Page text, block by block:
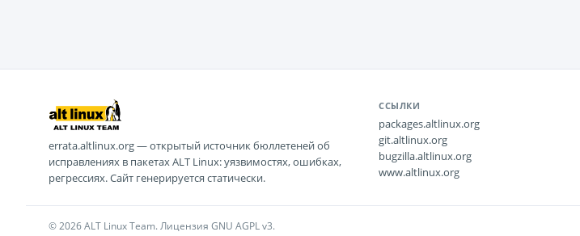
errata.altlinux.org — открытый источник бюллетеней об
исправлениях в пакетах ALT Linux: уязвимостях, ошибках,
регрессиях. Сайт генерируется статически.
ССЫЛКИ
packages.altlinux.org
git.altlinux.org
bugzilla.altlinux.org
www.altlinux.org
© 2026 ALT Linux Team. Лицензия GNU AGPL v3.